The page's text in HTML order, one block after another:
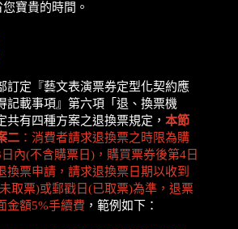
寶貴的時間。
訂定『藝文表演票券定型化契約應
記載事項』第六項「退、換票機
共有四種方案之退換票規定， 本節
二 ：消費者請求退換票之時限為購
內(不含購票日)，購買票券後第4日
換票申請， 請求退換票日期以收到
取票)或郵戳日(已取票)為準，退票
金額5%手續費 ，範例如下：